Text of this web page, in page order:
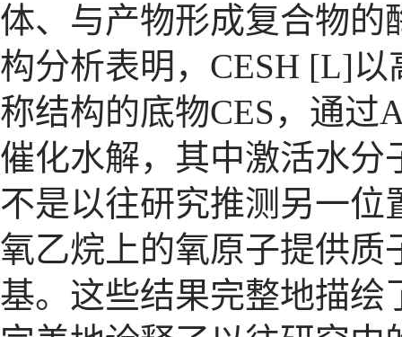
体、与产物形成复合物的
构分析表明， CESH [L]以
称结构的底物CES，通过
催化水解，其中激活水分
不是以往研究推测另一位
氧乙烷上的氧原子提供质
基。这些结果完整地描绘